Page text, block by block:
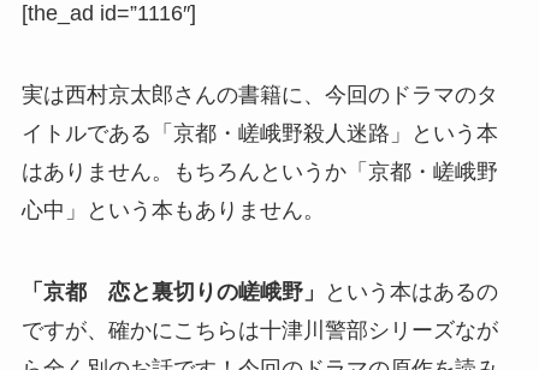
[the_ad id=”1116″]
実は西村京太郎さんの書籍に、今回のドラマのタ
イトルである「京都・嵯峨野殺人迷路」という本
はありません。もちろんというか「京都・嵯峨野
心中」という本もありません。
「京都 恋と裏切りの嵯峨野」
という本はあるの
ですが、確かにこちらは十津川警部シリーズなが